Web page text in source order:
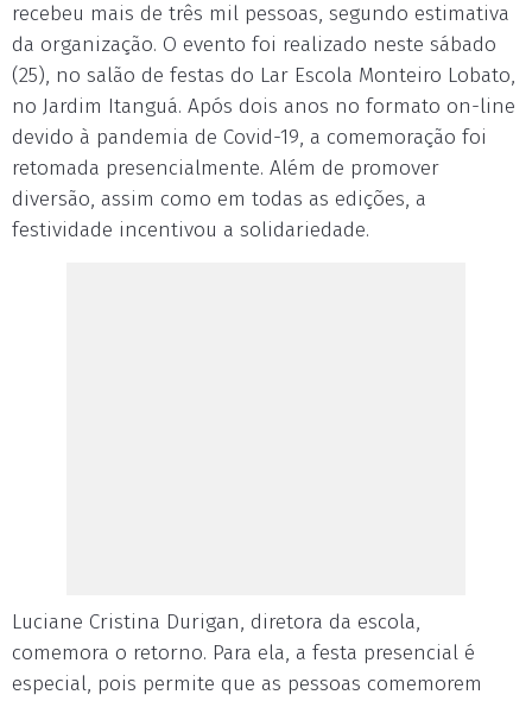
recebeu mais de três mil pessoas, segundo estimativa
da organização. O evento foi realizado neste sábado
(25), no salão de festas do Lar Escola Monteiro Lobato,
no Jardim Itanguá. Após dois anos no formato on-line
devido à pandemia de Covid-19, a comemoração foi
retomada presencialmente. Além de promover
diversão, assim como em todas as edições, a
festividade incentivou a solidariedade.
Luciane Cristina Durigan, diretora da escola,
comemora o retorno. Para ela, a festa presencial é
especial, pois permite que as pessoas comemorem